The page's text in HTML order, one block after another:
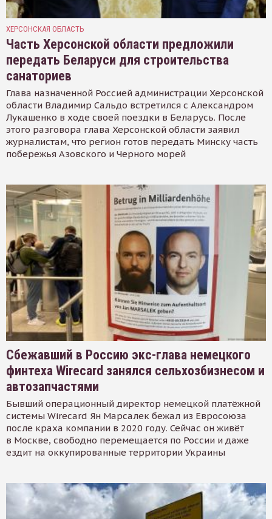
ХЕРСОНСКАЯ ОБЛАСТЬ
Часть Херсонской области предложили
передать Беларуси для строительства
санаториев
Глава назначенной Россией администрации Херсонской
области Владимир Сальдо встретился с Александром
Лукашенко в ходе своей поездки в Беларусь. После
этого разговора глава Херсонской области заявил
журналистам, что регион готов передать Минску часть
побережья Азовского и Черного морей
Сбежавший в Россию экс-глава немецкого
финтеха Wirecard занялся сельхозбизнесом и
автозапчастями
Бывший операционный директор немецкой платёжной
системы Wirecard Ян Марсалек бежал из Евросоюза
после краха компании в 2020 году. Сейчас он живёт
в Москве, свободно перемещается по России и даже
ездит на оккупированные территории Украины